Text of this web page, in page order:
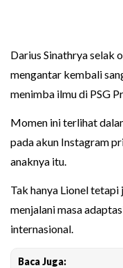
Darius Sinathrya selak
mengantar kembali
menimba ilmu di PSG
Momen ini terlihat
pada akun Instagram
anaknya itu.
Tak hanya Lionel tetapi
menjalani masa
internasional.
Baca Juga: